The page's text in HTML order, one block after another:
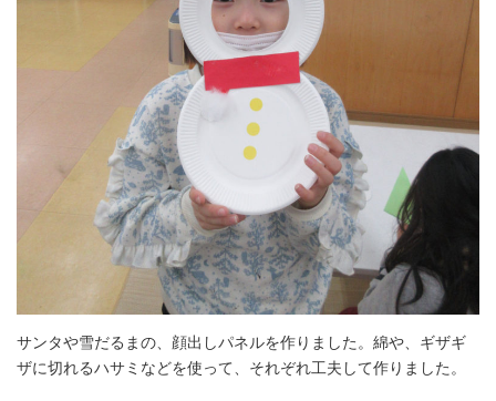
サンタや雪だるまの、顔出しパネルを作りました。綿や、ギザギ
ザに切れるハサミなどを使って、それぞれ工夫して作りました。